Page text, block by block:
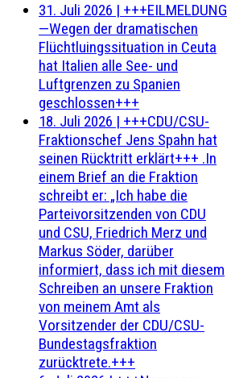
31. Juli 2026 | +++EILMELDUNG
—Wegen der dramatischen
Flüchtluingssituation in Ceuta
hat Italien alle See- und
Luftgrenzen zu Spanien
geschlossen+++
18. Juli 2026 | +++CDU/CSU-
Fraktionschef Jens Spahn hat
seinen Rücktritt erklärt+++ .In
einem Brief an die Fraktion
schreibt er: „Ich habe die
Parteivorsitzenden von CDU
und CSU, Friedrich Merz und
Markus Söder, darüber
informiert, dass ich mit diesem
Schreiben an unsere Fraktion
von meinem Amt als
Vorsitzender der CDU/CSU-
Bundestagsfraktion
zurücktrete.+++